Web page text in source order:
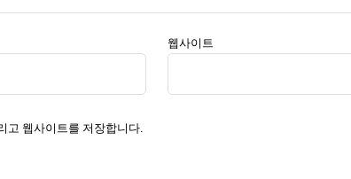
웹사이트
고 웹사이트를 저장합니다.